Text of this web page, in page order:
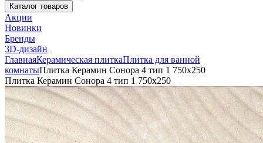
Каталог товаров
Акции
Новинки
Бренды
3D-дизайн
ГлавнаяКерамическая плиткаПлитка для ванной
комнатыПлитка Керамин Сонора 4 тип 1 750х250
Плитка Керамин Сонора 4 тип 1 750х250